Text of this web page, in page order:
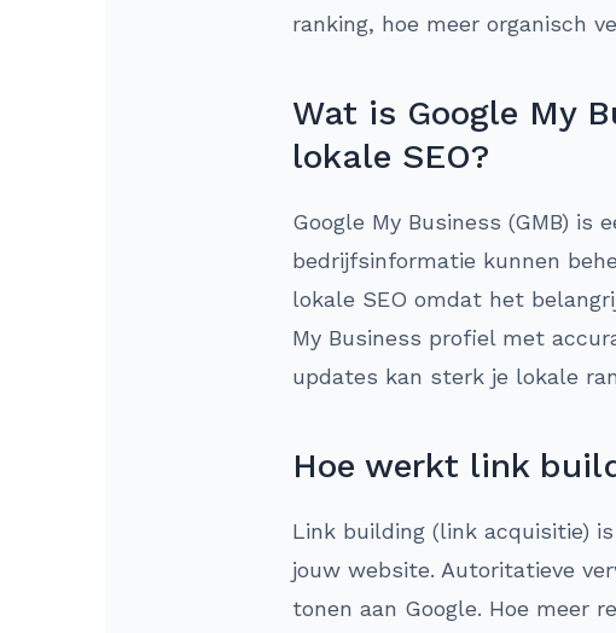
ranking, hoe meer organisch
Wat is Google My
lokale SEO?
Google My Business (GMB) is
bedrijfsinformatie kunnen
lokale SEO omdat het
My Business profiel met
updates kan sterk je lokale
Hoe werkt link
Link building (link acquisitie)
jouw website. Autoritatieve
tonen aan Google. Hoe meer